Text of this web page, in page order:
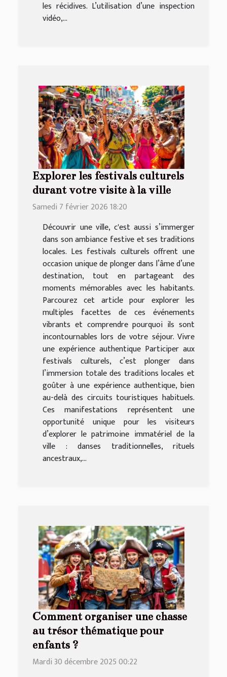
les récidives. L’utilisation d’une inspection
vidéo,...
Explorer les festivals culturels
durant votre visite à la ville
Samedi 7 février 2026 18:20
Découvrir une ville, c'est aussi s’immerger
dans son ambiance festive et ses traditions
locales. Les festivals culturels offrent une
occasion unique de plonger dans l’âme d’une
destination, tout en partageant des
moments mémorables avec les habitants.
Parcourez cet article pour explorer les
multiples facettes de ces événements
vibrants et comprendre pourquoi ils sont
incontournables lors de votre séjour. Vivre
une expérience authentique Participer aux
festivals culturels, c’est plonger dans
l’immersion totale des traditions locales et
goûter à une expérience authentique, bien
au-delà des circuits touristiques habituels.
Ces manifestations représentent une
opportunité unique pour les visiteurs
d’explorer le patrimoine immatériel de la
ville : danses traditionnelles, rituels
ancestraux,...
Comment organiser une chasse
au trésor thématique pour
enfants ?
Mardi 30 décembre 2025 00:22